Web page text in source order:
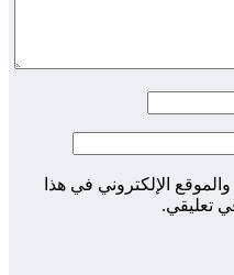
الإلكتروني في هذا
تعليقي.